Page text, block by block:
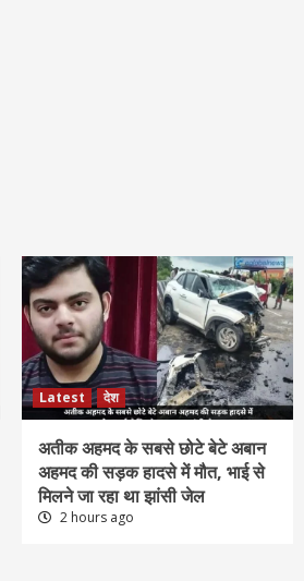
Latest देश
अतीक अहमद के सबसे छोटे बेटे अबान
अहमद की सड़क हादसे में मौत, भाई से
मिलने जा रहा था झांसी जेल
2 hours ago